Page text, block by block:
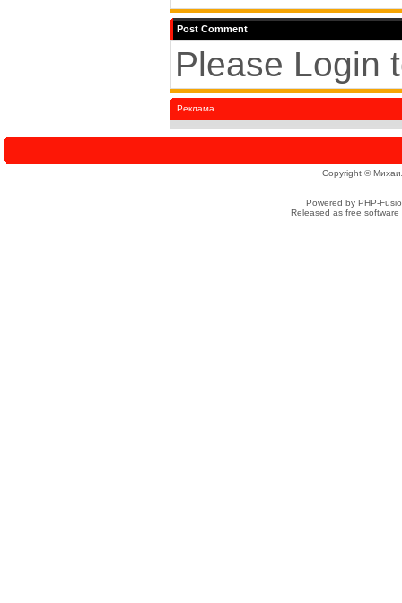
Post Comment
Please Login
Реклама
Copyright ©
Powered by PHP-
Released as free